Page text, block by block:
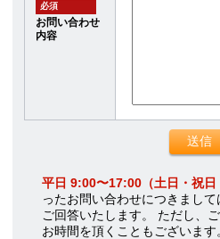
必須
お問い合わせ
内容
平日 9:00〜17:00（土日・祝日
ったお問い合わせにつきまし
ご回答いたします。 ただし、
お時間を頂くこともございます